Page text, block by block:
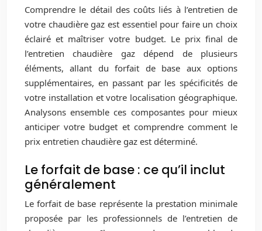
Comprendre le détail des coûts liés à l’entretien de
votre chaudière gaz est essentiel pour faire un choix
éclairé et maîtriser votre budget. Le prix final de
l’entretien chaudière gaz dépend de plusieurs
éléments, allant du forfait de base aux options
supplémentaires, en passant par les spécificités de
votre installation et votre localisation géographique.
Analysons ensemble ces composantes pour mieux
anticiper votre budget et comprendre comment le
prix entretien chaudière gaz est déterminé.
Le forfait de base : ce qu’il inclut
généralement
Le forfait de base représente la prestation minimale
proposée par les professionnels de l’entretien de